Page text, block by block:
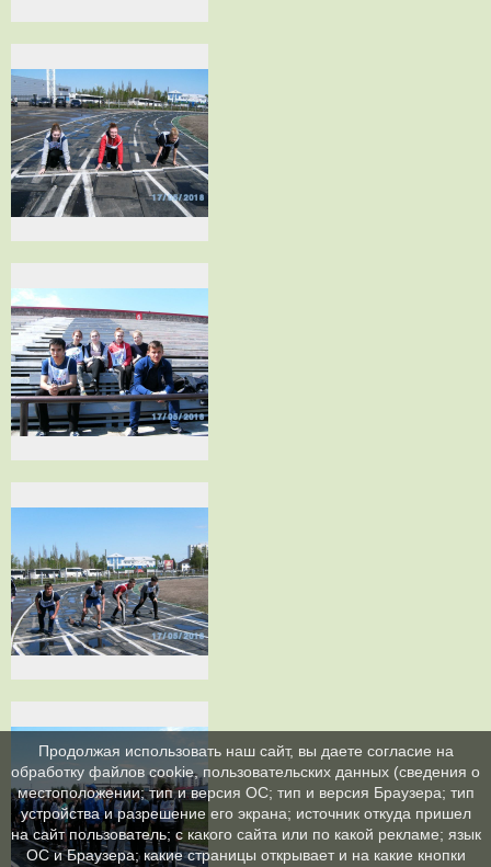
Продолжая использовать наш сайт, вы даете согласие на
обработку файлов cookie, пользовательских данных (сведения о
местоположении; тип и версия ОС; тип и версия Браузера; тип
устройства и разрешение его экрана; источник откуда пришел
на сайт пользователь; с какого сайта или по какой рекламе; язык
ОС и Браузера; какие страницы открывает и на какие кнопки